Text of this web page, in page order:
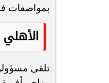
بمواصفات
تلقى